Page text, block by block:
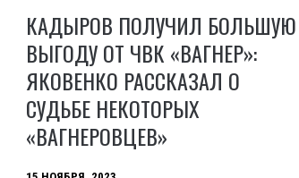
КАДЫРОВ ПОЛУЧИЛ БОЛЬШУЮ
ВЫГОДУ ОТ ЧВК «ВАГНЕР»:
ЯКОВЕНКО РАССКАЗАЛ О
СУДЬБЕ НЕКОТОРЫХ
«ВАГНЕРОВЦЕВ»